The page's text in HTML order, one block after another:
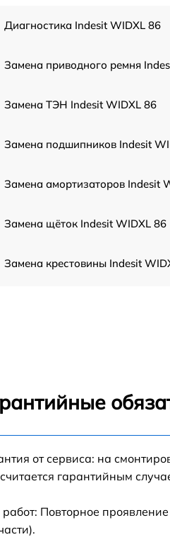
Диагностика Indesit WIDXL 86
Замена приводного ремня
Замена ТЭН Indesit WIDXL 86
Замена подшипников Indesit
Замена амортизаторов Indesit
Замена щёток Indesit WIDXL 86
Замена крестовины Indesit
Замена УБЛ Indesit WIDXL 86
WIDXL 86
от сервиса: на
гарантийным
Повторное